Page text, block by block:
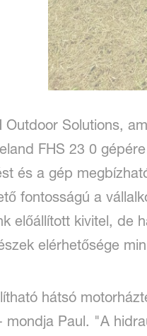
Outdoor Solutions,
FHS 23 0
és a gép
fontosságú a
előállított kivitel, de
elérhetősége
hátsó
mondja Paul. "A